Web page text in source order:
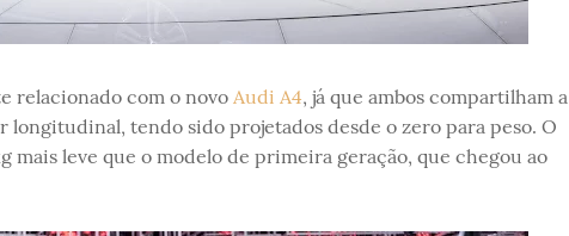
relacionado com o novoAudi A4, já que ambos compartilham a
longitudinal, tendo sido projetados desde o zero para peso. O
mais leve que o modelo de primeira geração, que chegou ao